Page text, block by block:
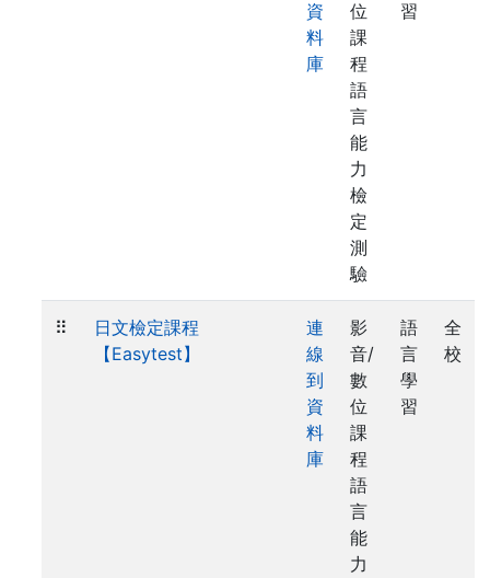
資
料
庫
位
課
程
語
言
能
力
檢
定
測
驗
習
⠿
日文檢定課程
【Easytest】
連
線
到
資
料
庫
影
音/
數
位
課
程
語
言
能
力
語
言
學
習
全
校